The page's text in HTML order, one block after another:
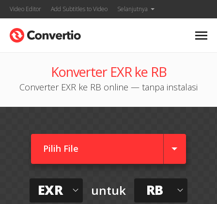
Video Editor Add Subtitles to Video Selanjutnya
Konverter EXR ke RB
Converter EXR ke RB online — tanpa instalasi
Pilih File
EXR untuk RB